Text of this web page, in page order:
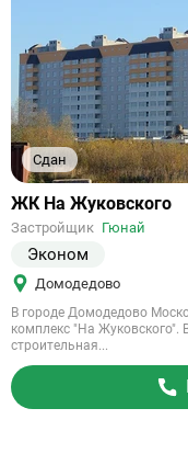
Сдан
Ссылка
объект
ЖК На Жуковского
Застройщик Гюнай
Эконом
Домодедово
В городе Домодедово
комплекс "На Жуковского".
строительная...